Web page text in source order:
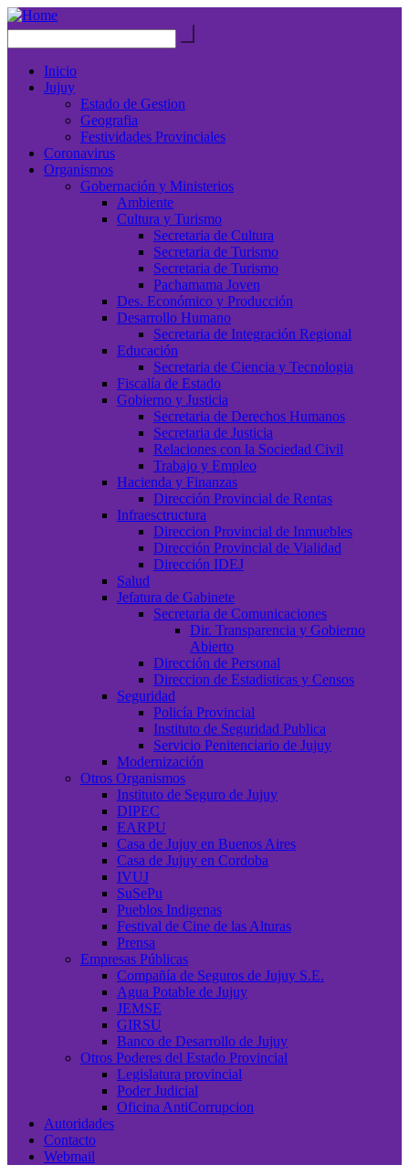
Inicio
Jujuy
Estado de Gestion
Geografia
Festividades Provinciales
Coronavirus
Organismos
Gobernación y Ministerios
Ambiente
Cultura y Turismo
Secretaria de Cultura
Secretaria de Turismo
Secretaria de Turismo
Pachamama Joven
Des. Económico y Producción
Desarrollo Humano
Secretaria de Integración Regional
Educación
Secretaria de Ciencia y Tecnologia
Fiscalía de Estado
Gobierno y Justicia
Secretaria de Derechos Humanos
Secretaria de Justicia
Relaciones con la Sociedad Civil
Trabajo y Empleo
Hacienda y Finanzas
Dirección Provincial de Rentas
Infraesctructura
Direccion Provincial de Inmuebles
Dirección Provincial de Vialidad
Dirección IDEJ
Salud
Jefatura de Gabinete
Secretaria de Comunicaciones
Dir. Transparencia y Gobierno
Abierto
Dirección de Personal
Direccion de Estadisticas y Censos
Seguridad
Policía Provincial
Instituto de Seguridad Publica
Servicio Penitenciario de Jujuy
Modernización
Otros Organismos
Instituto de Seguro de Jujuy
DIPEC
EARPU
Casa de Jujuy en Buenos Aires
Casa de Jujuy en Cordoba
IVUJ
SuSePu
Pueblos Indigenas
Festival de Cine de las Alturas
Prensa
Empresas Públicas
Compañía de Seguros de Jujuy S.E.
Agua Potable de Jujuy
JEMSE
GIRSU
Banco de Desarrollo de Jujuy
Otros Poderes del Estado Provincial
Legislatura provincial
Poder Judicial
Oficina AntiCorrupcion
Autoridades
Contacto
Webmail